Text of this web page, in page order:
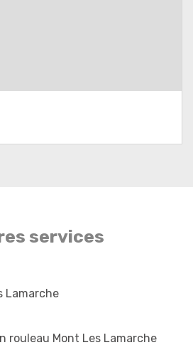
services
Lamarche
rouleau Mont Les Lamarche